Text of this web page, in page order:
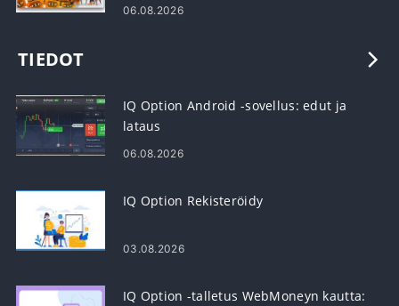
06.08.2026
TIEDOT
IQ Option Android -sovellus: edut ja
lataus
06.08.2026
IQ Option Rekisteröidy
03.08.2026
IQ Option -talletus WebMoneyn kautta: